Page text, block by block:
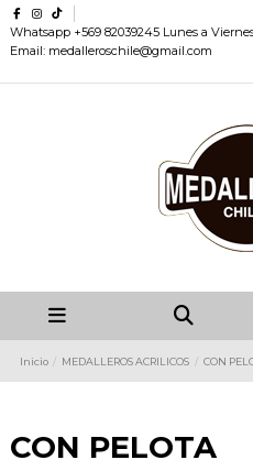
Whatsapp +569 82039245 Lunes a Viernes
Email: medalleroschile@gmail.com
Inicio MEDALLEROS ACRILICOS CON
CON PELOTA